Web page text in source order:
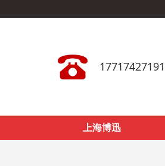
17717427191
上海博迅